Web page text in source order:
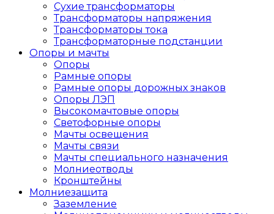
Сухие трансформаторы
Трансформаторы напряжения
Трансформаторы тока
Трансформаторные подстанции
Опоры и мачты
Опоры
Рамные опоры
Рамные опоры дорожных знаков
Опоры ЛЭП
Высокомачтовые опоры
Светофорные опоры
Мачты освещения
Мачты связи
Мачты специального назначения
Молниеотводы
Кронштейны
Молниезащита
Заземление